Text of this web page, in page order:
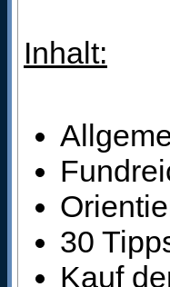
Inhalt:
30
Kauf